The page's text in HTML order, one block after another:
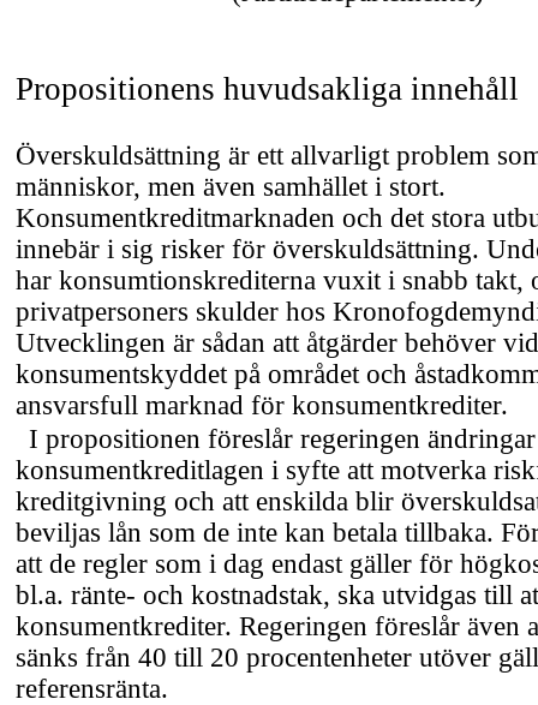
Propositionens huvudsakliga innehåll
Överskuldsättning är ett allvarligt problem
människor, men även samhället i stort.
Konsumentkreditmarknaden och det stora
innebär i sig risker för överskuldsättning.
har konsumtionskrediterna vuxit i snabb takt,
privatpersoners skulder hos
Utvecklingen är sådan att åtgärder behöver
konsumentskyddet på området och
ansvarsfull marknad för konsumentkrediter.
I propositionen föreslår regeringen
konsumentkreditlagen i syfte att motverka
kreditgivning och att enskilda blir
beviljas lån som de inte kan betala tillbaka.
att de regler som i dag endast gäller för
bl.a. ränte- och kostnadstak, ska utvidgas till
konsumentkrediter. Regeringen föreslår även
sänks från 40 till 20 procentenheter utöver
referensränta.